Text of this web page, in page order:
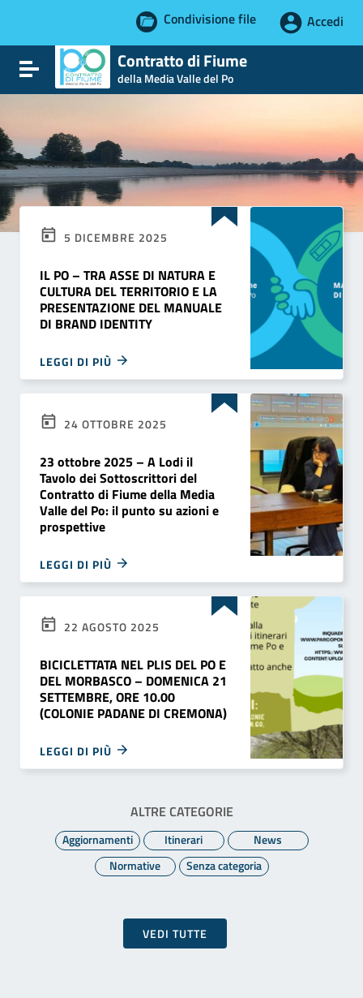
Condivisione file
Accedi
Vai ai contenuti
Vai al menu di navigazione
Vai al footer
Attiva / disattiva la navigazione
Contratto di Fiume
della Media Valle del Po
5 DICEMBRE 2025
IL PO – TRA ASSE DI NATURA E
CULTURA DEL TERRITORIO E LA
PRESENTAZIONE DEL MANUALE
DI BRAND IDENTITY
LEGGI DI PIÙ
24 OTTOBRE 2025
23 ottobre 2025 – A Lodi il
Tavolo dei Sottoscrittori del
Contratto di Fiume della Media
Valle del Po: il punto su azioni e
prospettive
LEGGI DI PIÙ
22 AGOSTO 2025
BICICLETTATA NEL PLIS DEL PO E
DEL MORBASCO – DOMENICA 21
SETTEMBRE, ORE 10.00
(COLONIE PADANE DI CREMONA)
LEGGI DI PIÙ
ALTRE CATEGORIE
Aggiornamenti Itinerari
News
Normative
Senza categoria
VEDI TUTTE